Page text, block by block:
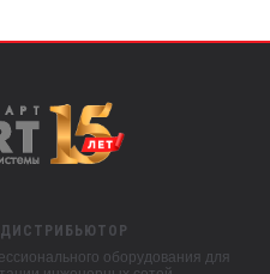
оборудования для